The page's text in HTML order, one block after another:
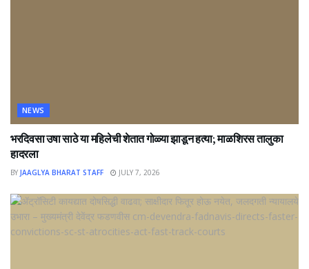
NEWS
भरदिवसा उषा साठे या महिलेची शेतात गोळ्या झाडून हत्या; माळशिरस तालुका
हादरला
BY JAAGLYA BHARAT STAFF JULY 7, 2026